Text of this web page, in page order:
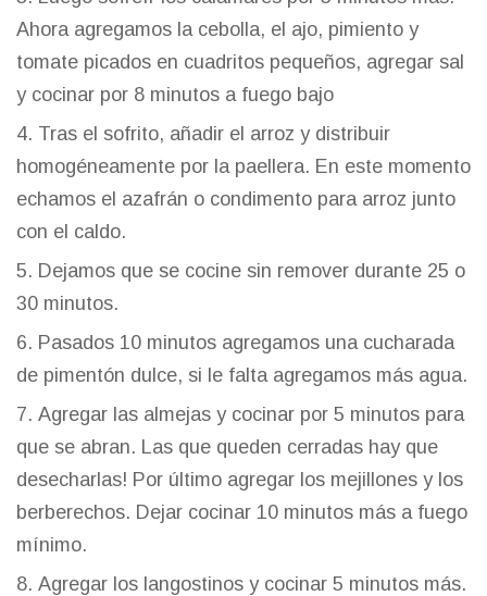
Ahora agregamos la cebolla, el ajo, pimiento y
tomate picados en cuadritos pequeños, agregar sal
y cocinar por 8 minutos a fuego bajo
Tras el sofrito, añadir el arroz y distribuir
homogéneamente por la paellera. En este momento
echamos el azafrán o condimento para arroz junto
con el caldo.
Dejamos que se cocine sin remover durante 25 o
30 minutos.
Pasados 10 minutos agregamos una cucharada
de pimentón dulce, si le falta agregamos más agua.
Agregar las almejas y cocinar por 5 minutos para
que se abran. Las que queden cerradas hay que
desecharlas! Por último agregar los mejillones y los
berberechos. Dejar cocinar 10 minutos más a fuego
mínimo.
Agregar los langostinos y cocinar 5 minutos más.